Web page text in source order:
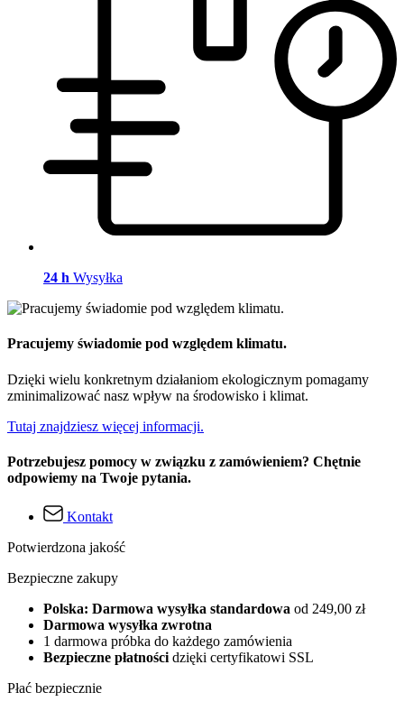
24 h Wysyłka
Pracujemy świadomie pod względem klimatu.
Dzięki wielu konkretnym działaniom ekologicznym pomagamy
zminimalizować nasz wpływ na środowisko i klimat.
Tutaj znajdziesz więcej informacji.
Potrzebujesz pomocy w związku z zamówieniem? Chętnie
odpowiemy na Twoje pytania.
Kontakt
Potwierdzona jakość
Bezpieczne zakupy
Polska: Darmowa wysyłka standardowa od 249,00 zł
Darmowa wysyłka zwrotna
1 darmowa próbka do każdego zamówienia
Bezpieczne płatności dzięki certyfikatowi SSL
Płać bezpiecznie